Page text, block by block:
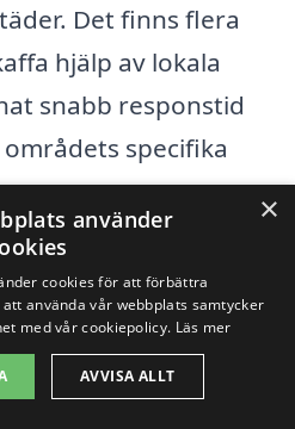
Det finns flera
hjälp av lokala
snabb responstid
specifika
överväga i din
×
använder
cookies för att förbättra
använda vår webbplats samtycker
med vår cookiepolicy. Läs mer
AVVISA ALLT